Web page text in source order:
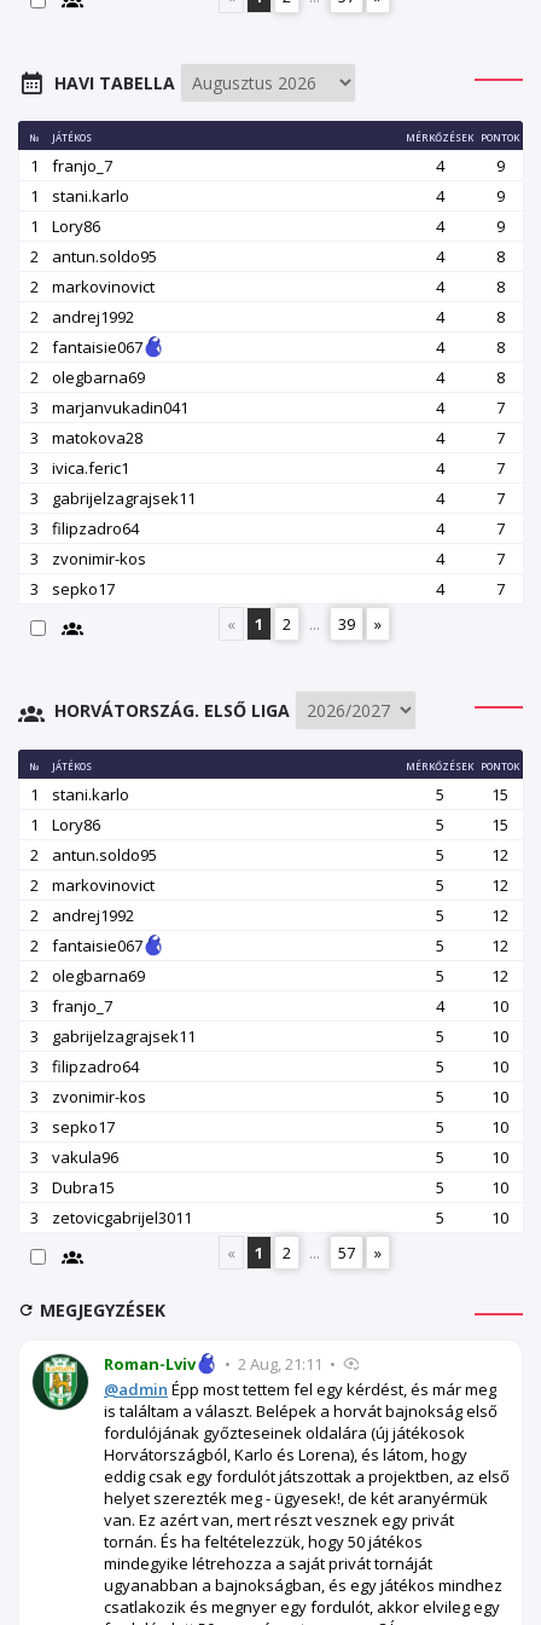
HAVI TABELLA
№ JÁTÉKOS MÉRKŐZÉSEK PONTOK
1 franjo_7 4
9
1
stani.karlo 4
9
1
Lory86 4
9
2
antun.soldo95 4
8
2
markovinovict 4
8
2
andrej1992 4
8
2
fantaisie067 4
8
2
olegbarna69 4
8
3
marjanvukadin041 4
7
3
matokova28 4
7
3
ivica.feric1 4
7
3
gabrijelzagrajsek11 4
7
3
filipzadro64 4
7
3
zvonimir-kos 4
7
3
sepko17 4
7
«
1 2 ... 39 »
HORVÁTORSZÁG. ELSŐ LIGA
№ JÁTÉKOS MÉRKŐZÉSEK PONTOK
1 stani.karlo 5
15
1
Lory86 5
15
2
antun.soldo95 5
12
2
markovinovict 5
12
2
andrej1992 5
12
2
fantaisie067 5
12
2
olegbarna69 5
12
3
franjo_7 4
10
3
gabrijelzagrajsek11 5
10
3
filipzadro64 5
10
3
zvonimir-kos 5
10
3
sepko17 5
10
3
vakula96 5
10
3
Dubra15 5
10
3
zetovicgabrijel3011 5
10
«
1 2 ... 57 »
MEGJEGYZÉSEK
Roman-Lviv • 2 Aug, 21:11 •
@admin Épp most tettem fel egy kérdést, és már meg
is találtam a választ. Belépek a horvát bajnokság első
fordulójának győzteseinek oldalára (új játékosok
Horvátországból, Karlo és Lorena), és látom, hogy
eddig csak egy fordulót játszottak a projektben, az első
helyet szerezték meg - ügyesek!, de két aranyérmük
van. Ez azért van, mert részt vesznek egy privát
tornán. És ha feltételezzük, hogy 50 játékos
mindegyike létrehozza a saját privát tornáját
ugyanabban a bajnokságban, és egy játékos mindhez
csatlakozik és megnyer egy fordulót, akkor elvileg egy